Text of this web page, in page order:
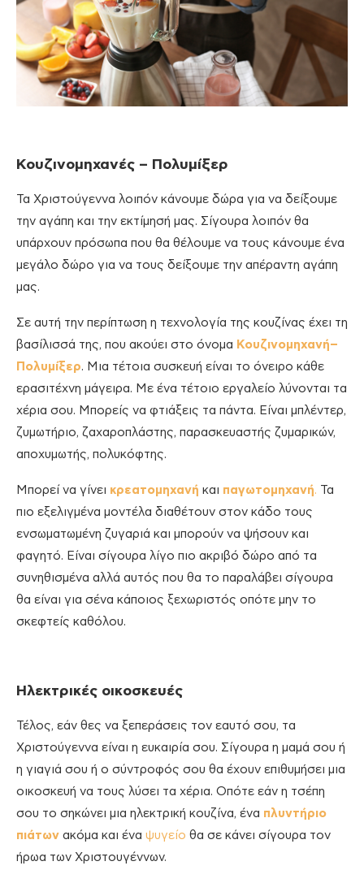
Κουζινομηχανές – Πολυμίξερ
Τα Χριστούγεννα λοιπόν κάνουμε δώρα για να δείξουμε
την αγάπη και την εκτίμησή μας. Σίγουρα λοιπόν θα
υπάρχουν πρόσωπα που θα θέλουμε να τους κάνουμε ένα
μεγάλο δώρο για να τους δείξουμε την απέραντη αγάπη
μας.
Σε αυτή την περίπτωση η τεχνολογία της κουζίνας έχει τη
βασίλισσά της, που ακούει στο όνομα Κουζινομηχανή–
Πολυμίξερ. Μια τέτοια συσκευή είναι το όνειρο κάθε
ερασιτέχνη μάγειρα. Με ένα τέτοιο εργαλείο λύνονται τα
χέρια σου. Μπορείς να φτιάξεις τα πάντα. Είναι μπλέντερ,
ζυμωτήριο, ζαχαροπλάστης, παρασκευαστής ζυμαρικών,
αποχυμωτής, πολυκόφτης.
Μπορεί να γίνει κρεατομηχανή και παγωτομηχανή. Τα
πιο εξελιγμένα μοντέλα διαθέτουν στον κάδο τους
ενσωματωμένη ζυγαριά και μπορούν να ψήσουν και
φαγητό. Είναι σίγουρα λίγο πιο ακριβό δώρο από τα
συνηθισμένα αλλά αυτός που θα το παραλάβει σίγουρα
θα είναι για σένα κάποιος ξεχωριστός οπότε μην το
σκεφτείς καθόλου.
Ηλεκτρικές οικοσκευές
Τέλος, εάν θες να ξεπεράσεις τον εαυτό σου, τα
Χριστούγεννα είναι η ευκαιρία σου. Σίγουρα η μαμά σου ή
η γιαγιά σου ή ο σύντροφός σου θα έχουν επιθυμήσει μια
οικοσκευή να τους λύσει τα χέρια. Οπότε εάν η τσέπη
σου το σηκώνει μια ηλεκτρική κουζίνα, ένα πλυντήριο
πιάτων ακόμα και ένα ψυγείο θα σε κάνει σίγουρα τον
ήρωα των Χριστουγέννων.